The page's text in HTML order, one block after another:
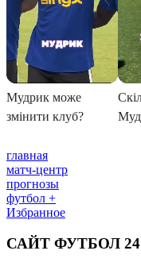
главная
матч-центр
прогнозы
футбол +
Избранное
САЙТ ФУТБОЛ 24